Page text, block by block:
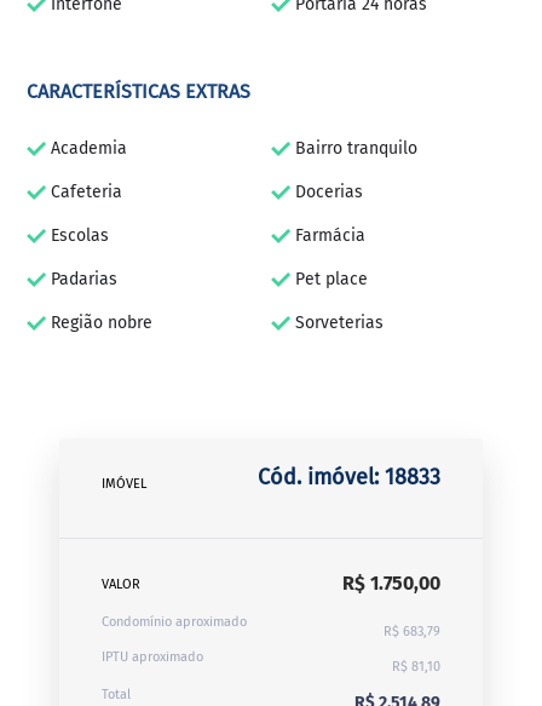
Interfone Portaria 24 horas
CARACTERÍSTICAS EXTRAS
Academia Bairro tranquilo
Cafeteria Docerias
Escolas Farmácia
Padarias Pet place
Região nobre Sorveterias
IMÓVEL Cód. imóvel: 18833
VALOR R$ 1.750,00
Condomínio aproximado
R$ 683,79
IPTU aproximado
R$ 81,10
Total